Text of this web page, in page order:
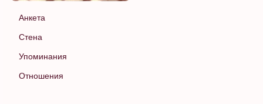
Анкета
Стена
Упоминания
Отношения